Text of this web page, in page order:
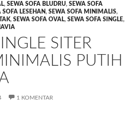
, SEWA SOFA BLUDRU, SEWA SOFA
SOFA LESEHAN, SEWA SOFA MINIMALIS,
, SEWA SOFA OVAL, SEWA SOFA SINGLE,
SITER
PUTIH
1 KOMENTAR